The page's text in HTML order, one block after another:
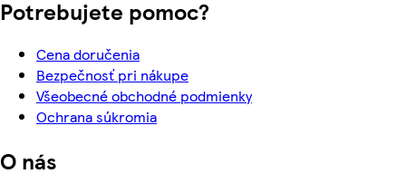
Potrebujete pomoc?
Cena doručenia
Bezpečnosť pri nákupe
Všeobecné obchodné podmienky
Ochrana súkromia
O nás